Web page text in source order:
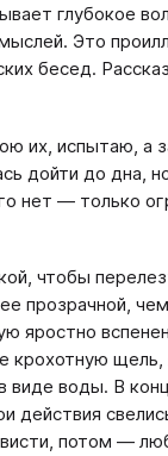
глубокое
Это
бесед.
их, испытаю, а
дойти до дна,
нет ― только
чтобы
прозрачной,
яростно
крохотную щель,
воды. В
действия
потом ―